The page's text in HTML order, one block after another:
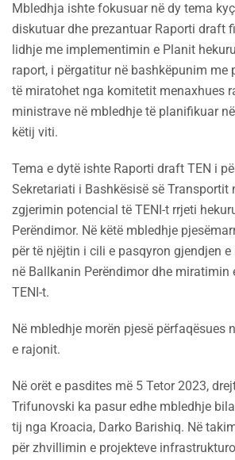
Mbledhja ishte fokusuar në dy tema
diskutuar dhe prezantuar Raporti draft
lidhje me implementimin e Planit
raport, i përgatitur në bashkëpunim me
të miratohet nga komitetit menaxhues
ministrave në mbledhje të planifikuar
këtij viti.
Tema e dytë ishte Raporti draft TEN i
Sekretariati i Bashkësisë së Transportit
zgjerimin potencial të TENI-t rrjeti
Perëndimor. Në këtë mbledhje
për të njëjtin i cili e pasqyron gjendjen
në Ballkanin Perëndimor dhe miratimin
TENI-t.
Në mbledhje morën pjesë përfaqësues
e rajonit.
Në orët e pasdites më 5 Tetor 2023,
Trifunovski ka pasur edhe mbledhje
tij nga Kroacia, Darko Barishiq. Në
për zhvillimin e projekteve